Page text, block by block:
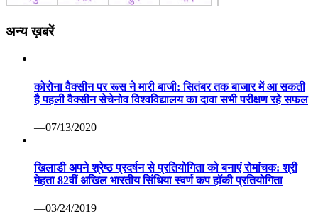
अन्य ख़बरें
कोरोना वैक्सीन पर रूस ने मारी बाजी: सितंबर तक बाजार में आ सकती
है पहली वैक्सीन सेचेनोव विश्वविद्यालय का दावा सभी परीक्षण रहे सफल
—07/13/2020
खिलाडी अपने श्रेष्ठ प्रदर्षन से प्रतियोगिता को बनाएं रोमांचक: श्री
मेहता 82वीं अखिल भारतीय सिंधिया स्वर्ण कप हॉकी प्रतियोगिता
—03/24/2019